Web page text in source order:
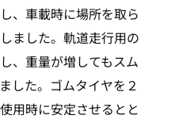
、車載時に場所を取ら
ました。軌道走行用の
、重量が増してもスム
した。ゴムタイヤを２
用時に安定させるとと